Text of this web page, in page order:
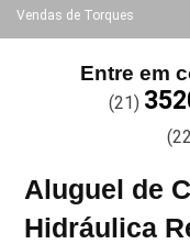
Vendas de Torques
Entre em
(21)
Aluguel de
Hidráulica